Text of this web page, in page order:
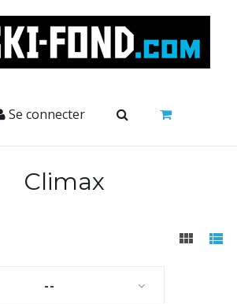
Se connecter
Climax
--